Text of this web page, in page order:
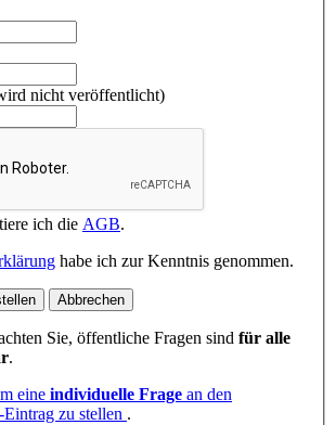
nicht veröffentlicht)
ich die AGB.
habe ich zur Kenntnis genommen.
Abbrechen
Sie, öffentliche Fragen sind für alle
.
eine individuelle Frage an den
zu stellen .